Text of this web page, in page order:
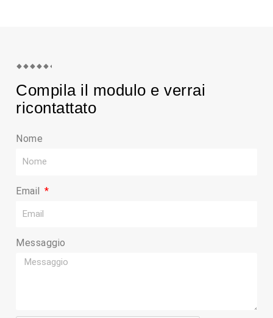
Compila il modulo e verrai
ricontattato
Nome
Email
Messaggio